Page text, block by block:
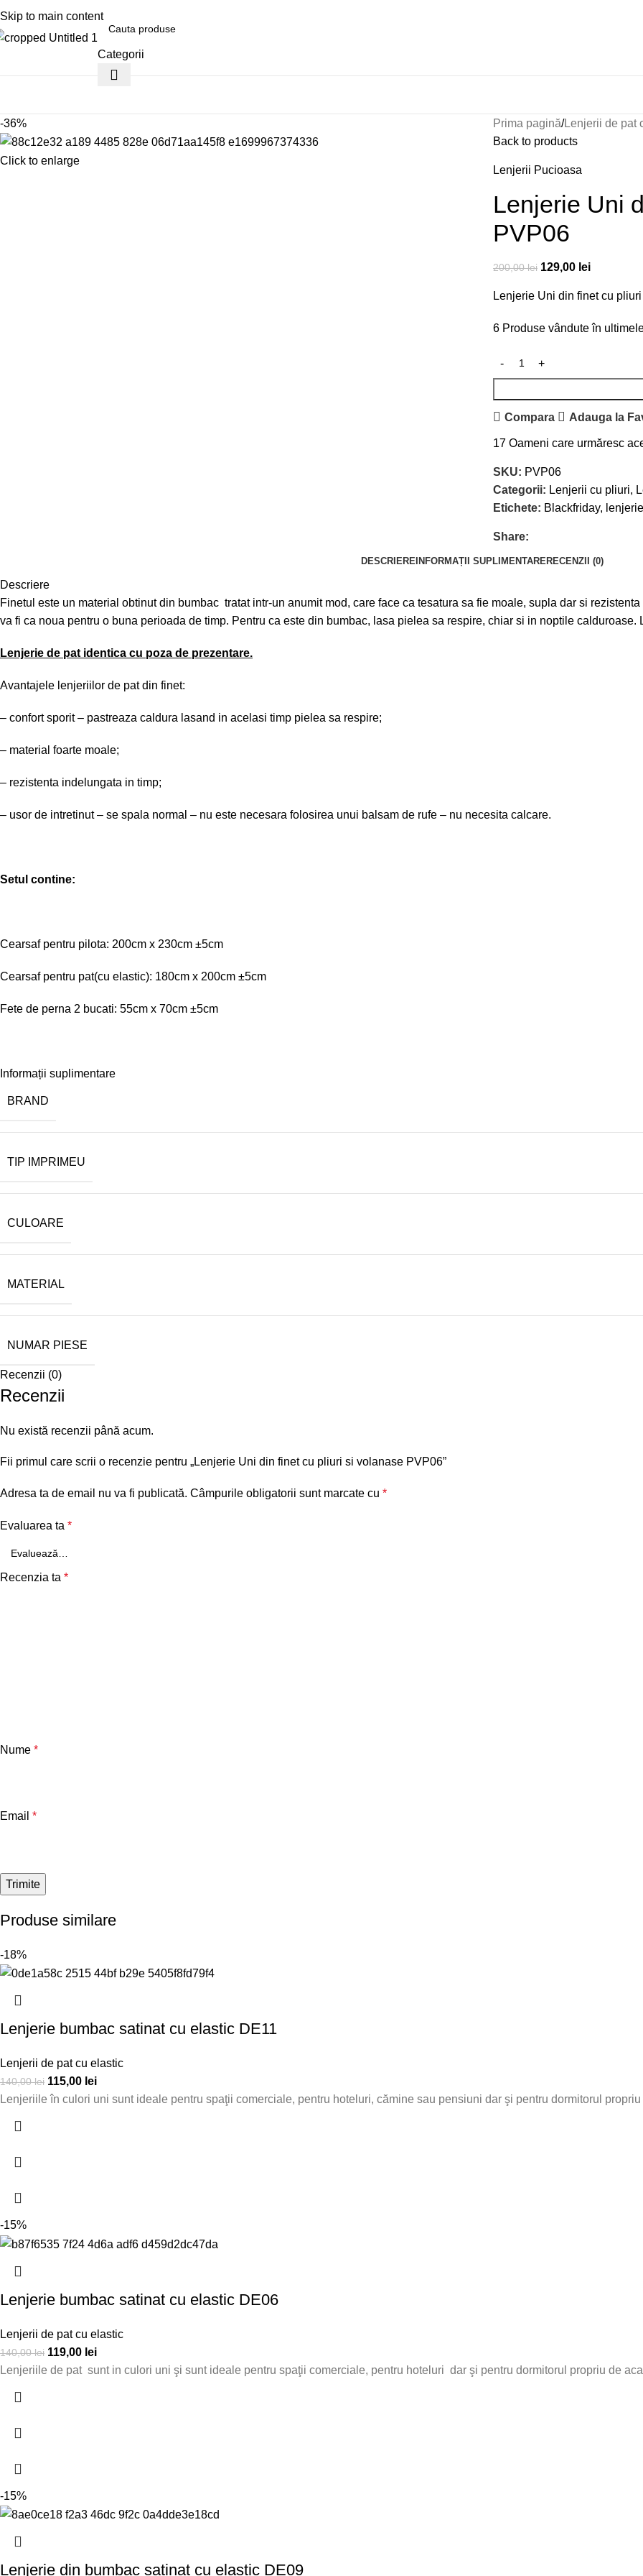
Skip to main content
0799996381
Categorii
-36%
Click to enlarge
Prima pagină Lenjerii de pat
Back to products
Lenjerii Pucioasa
Lenjerie Uni
PVP06
200,00lei 129,00 lei
Lenjerie Uni din finet cu pliuri
6 Produse vândute în
Compara Adauga la
17 Oameni care urmăresc
SKU: PVP06
Categorii: Lenjerii cu pliuri,
Etichete: Blackfriday,
Share:
DESCRIEREINFORMAȚII SUPLIMENTARERECENZII (0)
Descriere
Finetul este un material obtinut din bumbac tratat intr-un anumit mod, care face ca tesatura sa fie moale, supla dar si
va fi ca noua pentru o buna perioada de timp. Pentru ca este din bumbac, lasa pielea sa respire, chiar si in noptile
Lenjerie de pat identica cu poza de prezentare.
Avantajele lenjeriilor de pat din finet:
– confort sporit – pastreaza caldura lasand in acelasi timp pielea sa respire;
– material foarte moale;
– rezistenta indelungata in timp;
– usor de intretinut – se spala normal – nu este necesara folosirea unui balsam de rufe – nu necesita calcare.
Setul contine:
Cearsaf pentru pilota: 200cm x 230cm ±5cm
Cearsaf pentru pat(cu elastic): 180cm x 200cm ±5cm
Fete de perna 2 bucati: 55cm x 70cm ±5cm
Informații suplimentare
BRAND
TIP IMPRIMEU
CULOARE
MATERIAL
NUMAR PIESE
Recenzii (0)
Recenzii
Nu există recenzii până acum.
Fii primul care scrii o recenzie pentru „Lenjerie Uni din finet cu pliuri si volanase PVP06”
Adresa ta de email nu va fi publicată. Câmpurile obligatorii sunt marcate cu *
Evaluarea ta *
Recenzia ta *
Nume *
Email *
Produse similare
-18%
Lenjerie bumbac satinat cu elastic DE11
Lenjerii de pat cu elastic
140,00lei 115,00 lei
Lenjeriile în culori uni sunt ideale pentru spaţii comerciale, pentru hoteluri, cămine sau pensiuni dar şi pentru dormitorul
-15%
Lenjerie bumbac satinat cu elastic DE06
Lenjerii de pat cu elastic
140,00lei 119,00 lei
Lenjeriile de pat sunt in culori uni şi sunt ideale pentru spaţii comerciale, pentru hoteluri dar şi pentru dormitorul propriu de
-15%
Lenjerie din bumbac satinat cu elastic DE09